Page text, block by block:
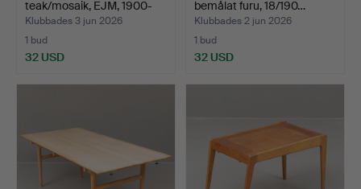
teak/mosaik, EJM, 1900-
tal…
Klubbades 3 jun 2026
1 bud
32 USD
bemålat furu, 18/190…
Klubbades 2 jun 2026
1 bud
32 USD